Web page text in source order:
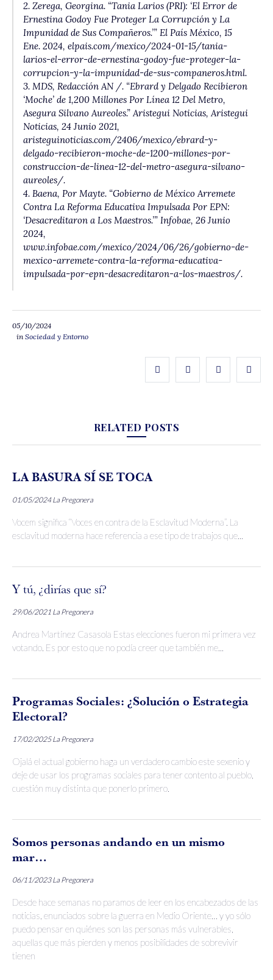
2. Zerega, Georgina. “Tania Larios (PRI): ‘El Error de
Ernestina Godoy Fue Proteger La Corrupción y La
Impunidad de Sus Compañeros.’” El País México, 15
Ene. 2024, elpais.com/mexico/2024-01-15/tania-
larios-el-error-de-ernestina-godoy-fue-proteger-la-
corrupcion-y-la-impunidad-de-sus-companeros.html.
3. MDS, Redacción AN /. “Ebrard y Delgado Recibieron
‘Moche’ de 1,200 Millones Por Línea 12 Del Metro,
Asegura Silvano Aureoles.” Aristegui Noticias, Aristegui
Noticias, 24 Junio 2021,
aristeguinoticias.com/2406/mexico/ebrard-y-
delgado-recibieron-moche-de-1200-millones-por-
construccion-de-linea-12-del-metro-asegura-silvano-
aureoles/.
4. Baena, Por Mayte. “Gobierno de México Arremete
Contra La Reforma Educativa Impulsada Por EPN:
‘Desacreditaron a Los Maestros.’” Infobae, 26 Junio
2024,
www.infobae.com/mexico/2024/06/26/gobierno-de-
mexico-arremete-contra-la-reforma-educativa-
impulsada-por-epn-desacreditaron-a-los-maestros/.
05/10/2024
in Sociedad y Entorno
RELATED POSTS
LA BASURA SÍ SE TOCA
01/05/2024 La Pregonera
Vocem significa “Voces en contra de la Esclavitud Moderna”. La
esclavitud moderna hace referencia a ese tipo de trabajos que...
Y tú, ¿dirías que sí?
29/06/2021 La Pregonera
Andrea Martínez Casasola Estas elecciones fueron mi primera vez
votando. Es por esto que no podía creer que también me...
Programas Sociales: ¿Solución o Estrategia
Electoral?
17/02/2025 La Pregonera
Ojalá el actual gobierno haga un verdadero cambio este sexenio y
deje de usar los programas sociales para tener contento al pueblo,
cuestión muy distinta que ponerlo primero.
Somos personas andando en un mismo
mar…
06/11/2023 La Pregonera
Desde hace semanas no paramos de leer en los encabezados de las
noticias, enunciados sobre la guerra en Medio Oriente… y yo sólo
puedo pensar en quiénes son las personas más vulnerables,
aquellas que más pierden y menos posibilidades de sobrevivir
tienen